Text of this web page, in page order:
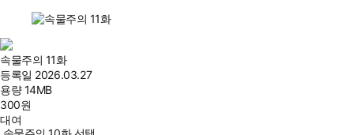
속물주의 11화
등록일 2026.03.27
용량14MB
300원
대여